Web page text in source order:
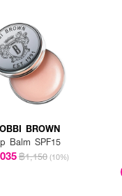
BROWN
Balm SPF15
฿1,150 (10%)